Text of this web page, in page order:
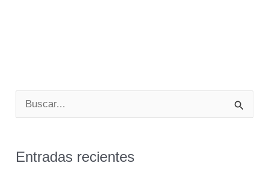
u
c
Entradas recientes